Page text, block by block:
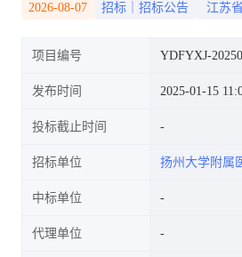
2026-08-07 招标｜招标公告 江苏省
项目编号 YDFYXJ-
发布时间 2025-01-15
投标截止时间
招标单位 扬州大学附属
中标单位
代理单位